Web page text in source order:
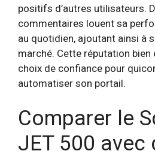
positifs d’autres utilisateurs.
commentaires louent sa
au quotidien, ajoutant ainsi à
marché. Cette réputation bien
choix de confiance pour
automatiser son portail.
Comparer le
JET 500 avec